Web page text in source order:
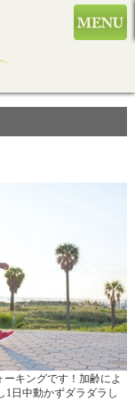
キングです！加齢によ
1日中動かずダラダラし